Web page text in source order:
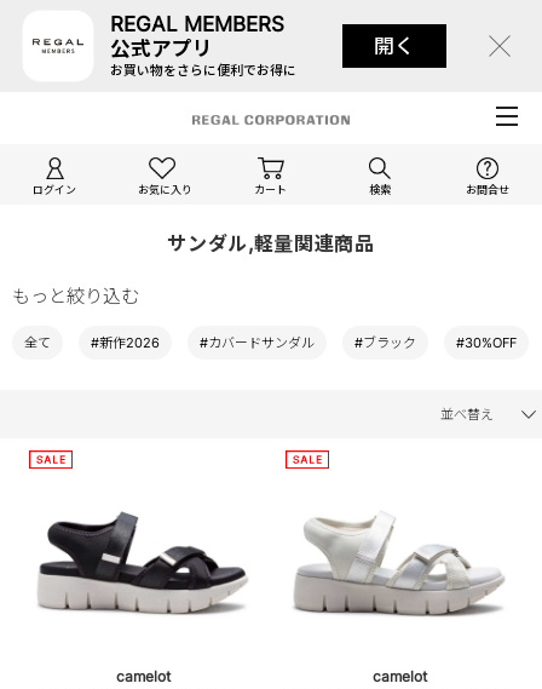
REGAL MEMBERS
公式アプリ
お買い物をさらに便利でお得に
開く
ログイン お気に入り カート 検索 お問合せ
サンダル,軽量関連商品
もっと絞り込む
全て #新作2026 #カバードサンダル #ブラック #30%OFF
並べ替え
camelot camelot